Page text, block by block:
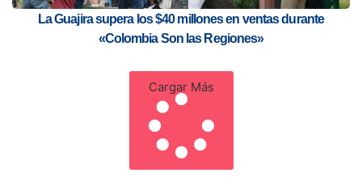
La Guajira supera los $40 millones en ventas durante
«Colombia Son las Regiones»
Cargar Más